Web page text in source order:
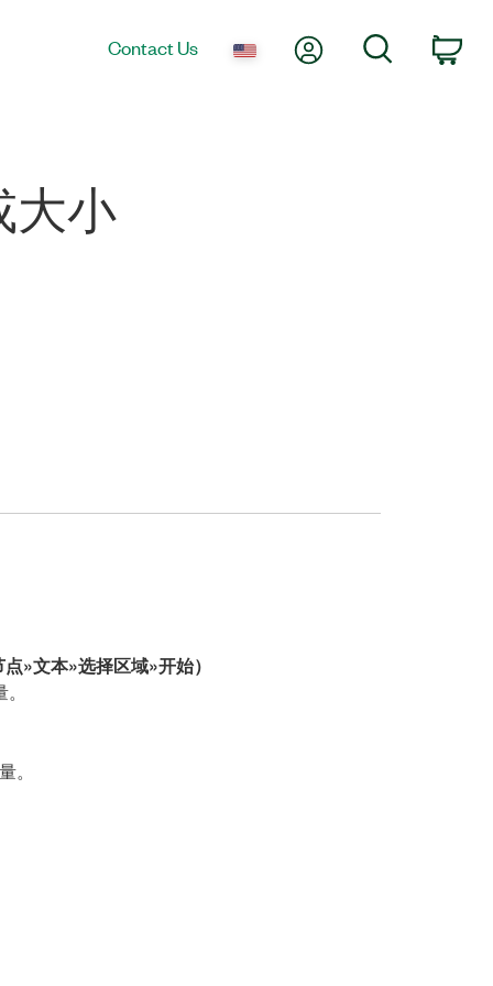
Contact Us My AccountSearch
大小
»文本»选择区域»开始）
。